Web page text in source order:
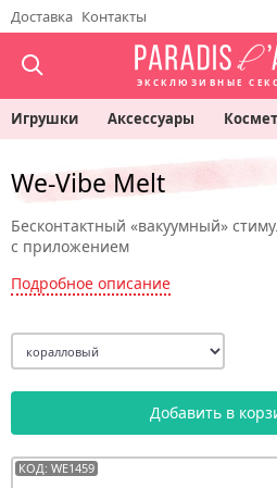
Доставка Контакты
ЭКСКЛЮЗИВНЫЕ
Игрушки Аксессуары
We-Vibe Melt
Бесконтактный «вакуумный»
с приложением
Подробное описание
Добавить в
КОД: WE1459